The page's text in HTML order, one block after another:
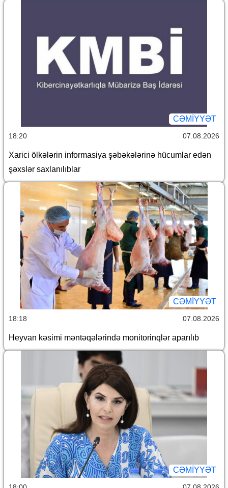
CƏMİYYƏT
18:20 07.08.2026
Xarici ölkələrin informasiya şəbəkələrinə hücumlar edən
şəxslər saxlanılıblar
CƏMİYYƏT
18:18 07.08.2026
Heyvan kəsimi məntəqələrində monitorinqlər aparılıb
CƏMİYYƏT